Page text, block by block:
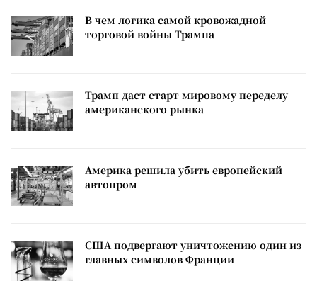
В чем логика самой кровожадной
торговой войны Трампа
Трамп даст старт мировому переделу
американского рынка
Америка решила убить европейский
автопром
США подвергают уничтожению один из
главных символов Франции